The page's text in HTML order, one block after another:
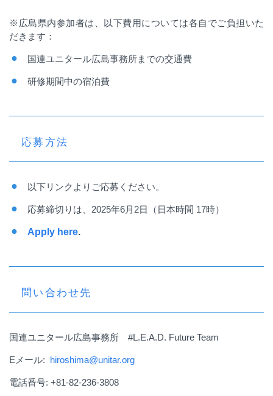
※広島県内参加者は、以下費用については各自でご負担いた
だきます：
国連ユニタール広島事務所までの交通費
研修期間中の宿泊費
応募方法
以下リンクよりご応募ください。
応募締切りは、 2025年6月2日（日本時間 17時）
Apply here.
問い合わせ先
国連ユニタール広島事務所 #L.E.A.D. Future Team
E メール: hiroshima@unitar.org
電話番号: +81-82-236-3808